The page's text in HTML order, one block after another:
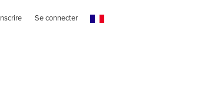
Se connecter